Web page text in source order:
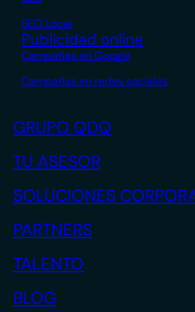
SEO Local
Publicidad online
Campañas en Google
Campañas en redes sociales
GRUPO QDQ
TU ASESOR
SOLUCIONES
PARTNERS
TALENTO
BLOG